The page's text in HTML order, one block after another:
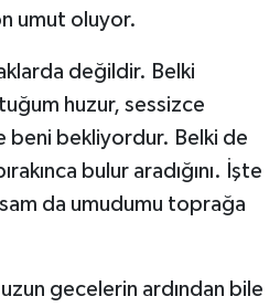
umut oluyor.
değildir. Belki
huzur, sessizce
beni bekliyordur. Belki de
bulur aradığını. İşte
da umudumu toprağa
gecelerin ardından bile